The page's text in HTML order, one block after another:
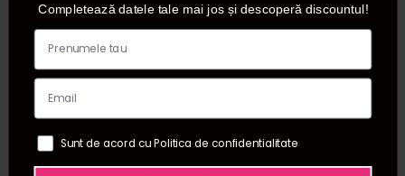
Completează datele tale mai jos și descoperă discountul!
Sunt de acord cu Politica de confidentialitate